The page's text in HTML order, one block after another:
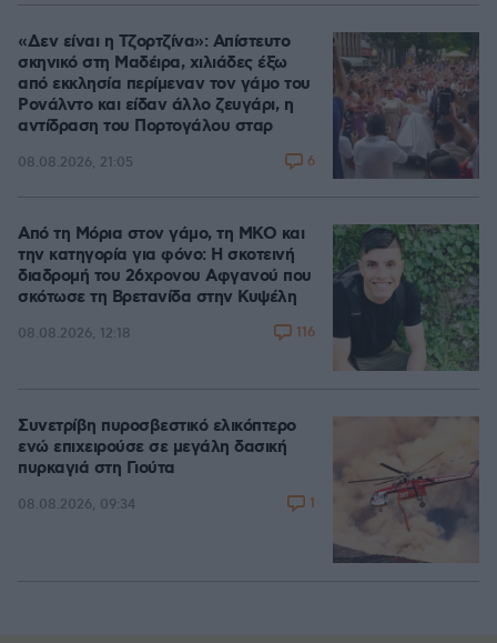
«Δεν είναι η Τζορτζίνα»: Απίστευτο
σκηνικό στη Μαδέιρα, χιλιάδες έξω
από εκκλησία περίμεναν τον γάμο του
Ρονάλντο και είδαν άλλο ζευγάρι, η
αντίδραση του Πορτογάλου σταρ
08.08.2026, 21:05 6
Από τη Μόρια στον γάμο, τη ΜΚΟ και
την κατηγορία για φόνο: Η σκοτεινή
διαδρομή του 26χρονου Αφγανού που
σκότωσε τη Βρετανίδα στην Κυψέλη
08.08.2026, 12:18 116
Συνετρίβη πυροσβεστικό ελικόπτερο
ενώ επιχειρούσε σε μεγάλη δασική
πυρκαγιά στη Γιούτα
08.08.2026, 09:34 1